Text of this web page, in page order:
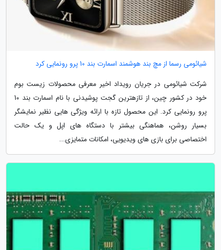
شیائومی رسما از مچ بند هوشمند اسمارت بند 10 پرو رونمایی کرد
شرکت شیائومی در جریان رویداد اخیر معرفی محصولات زیست بوم
خود در کشور چین، از تازهترین گجت پوشیدنی با نام اسمارت بند 10
پرو رونمایی کرد. این محصول تازه با ارائه ویژگی هایی نظیر نمایشگر
بسیار روشن، هماهنگی بیشتر با دستگاه های اپل و یک حالت
اختصاصی برای بازی های ویدیویی، امکانات متمایزی...